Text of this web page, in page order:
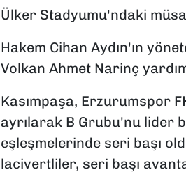
Ülker Stadyumu'ndaki
Hakem Cihan Aydın'ın
Volkan Ahmet Narinç
Kasımpaşa, Erzurumspor
ayrılarak B Grubu'nu lider
eşleşmelerinde seri başı
lacivertliler, seri başı